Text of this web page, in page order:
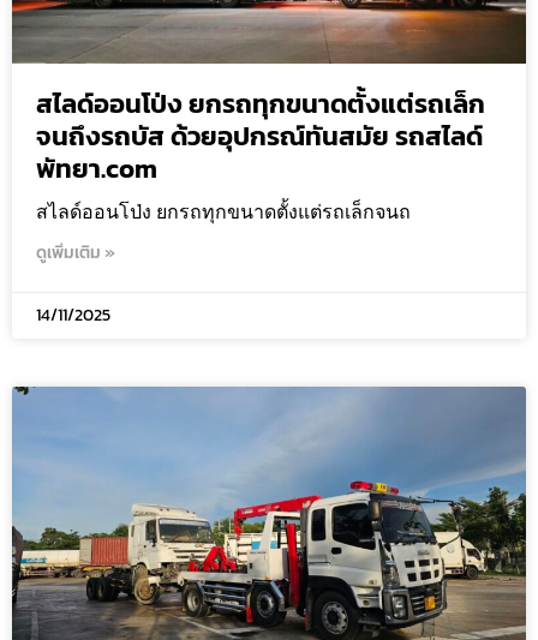
สไลด์ออนโป่ง ยกรถทุกขนาดตั้งแต่รถเล็ก
จนถึงรถบัส ด้วยอุปกรณ์ทันสมัย รถสไลด์
พัทยา.com
สไลด์ออนโป่ง ยกรถทุกขนาดตั้งแต่รถเล็กจนถ
ดูเพิ่มเติม »
14/11/2025